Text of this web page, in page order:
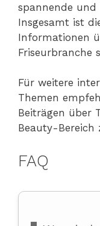
spannende und
Insgesamt ist
Informationen
Friseurbranche
Für weitere
Themen
Beiträgen über
Beauty-Bereich
FAQ